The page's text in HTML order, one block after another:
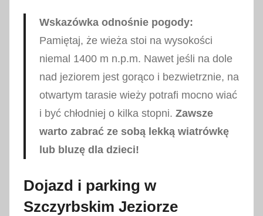
Wskazówka odnośnie pogody:
Pamiętaj, że wieża stoi na wysokości
niemal 1400 m n.p.m. Nawet jeśli na dole
nad jeziorem jest gorąco i bezwietrznie, na
otwartym tarasie wieży potrafi mocno wiać
i być chłodniej o kilka stopni. Zawsze
warto zabrać ze sobą lekką wiatrówkę
lub bluzę dla dzieci!
Dojazd i parking w
Szczyrbskim Jeziorze